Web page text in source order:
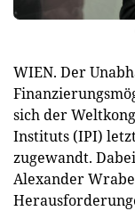
WIEN. Der
sich der
Instituts (IPI)
zugewandt.
Alexander